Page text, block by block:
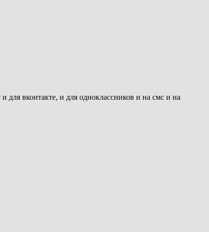
для вконтакте, и для одноклассников и на смс и на